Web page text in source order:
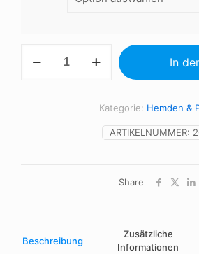
Herren
In
ARTIKELNUMMER:
Kategorie: Hemden &
Share
Beschreibung
Zusätzliche
Informationen